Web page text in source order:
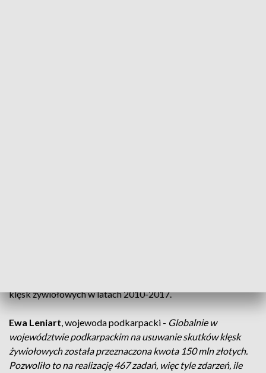
klęsk żywiołowych w latach 2010-2017.
Ewa Leniart, wojewoda podkarpacki - Globalnie w
województwie podkarpackim na usuwanie skutków klęsk
żywiołowych została przeznaczona kwota 150 mln złotych.
Pozwoliło to na realizację 467 zadań, więc tyle zdarzeń, ile